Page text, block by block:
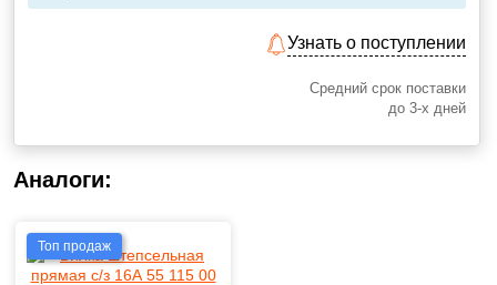
Узнать о поступлении
Средний срок поставки
до 3-х дней
Аналоги:
Топ продаж